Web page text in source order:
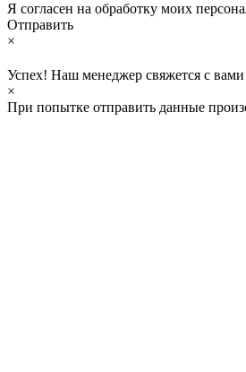
Я согласен на обработку моих
Отправить
×
Успех! Наш менеджер свяжется с
×
При попытке отправить данные